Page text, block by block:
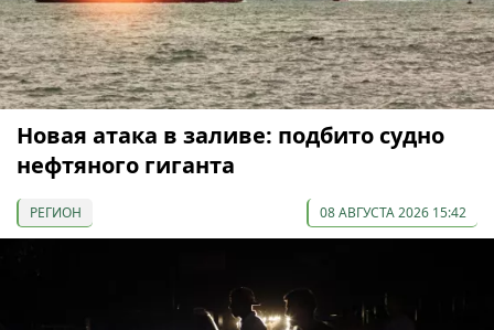
Новая атака в заливе: подбито судно
нефтяного гиганта
РЕГИОН 08 АВГУСТА 2026 15:42